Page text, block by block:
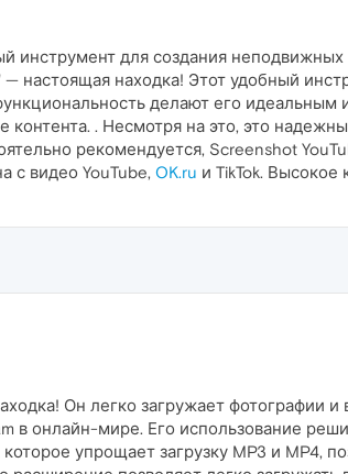
инструмент для создания
настоящая находка! Этот удобный
делают его идеальным
. Несмотря на это, это
рекомендуется, Screenshot
с видео YouTube, OK.ru и TikTok. Высокое
Он легко загружает фотографии
в онлайн-мире. Его использование
упрощает загрузку MP3 и MP4,